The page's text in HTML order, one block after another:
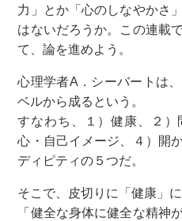
力」とか「心のしなやかさ
はないだろうか。この連載
て、論を進めよう。
心理学者A．シーバートは
ベルから成るという。
すなわち、１）健康、２
心・自己イメージ、４）開
ディピティの５つだ。
そこで、皮切りに「健康」に
「健全な身体に健全な精神